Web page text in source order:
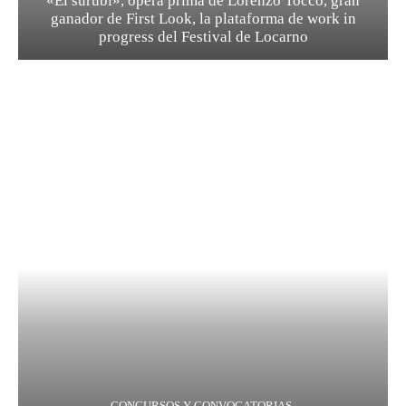
ganador de First Look, la plataforma de work in
progress del Festival de Locarno